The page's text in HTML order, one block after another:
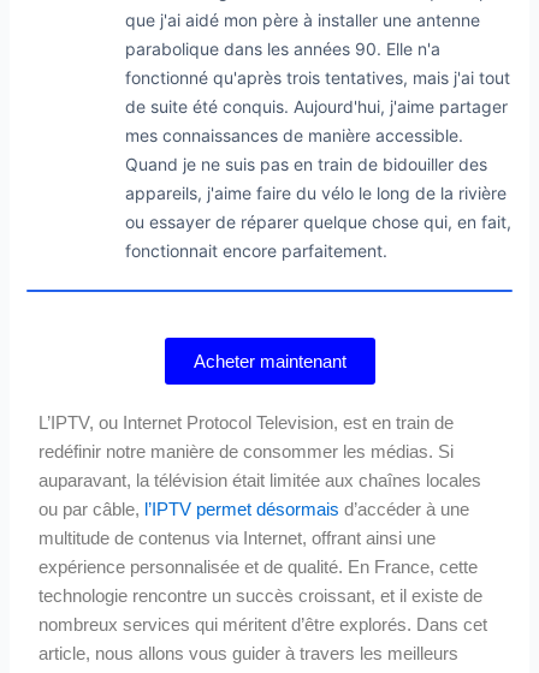
que j'ai aidé mon père à installer une antenne
parabolique dans les années 90. Elle n'a
fonctionné qu'après trois tentatives, mais j'ai tout
de suite été conquis. Aujourd'hui, j'aime partager
mes connaissances de manière accessible.
Quand je ne suis pas en train de bidouiller des
appareils, j'aime faire du vélo le long de la rivière
ou essayer de réparer quelque chose qui, en fait,
fonctionnait encore parfaitement.
Acheter maintenant
L’IPTV, ou Internet Protocol Television, est en train de
redéfinir notre manière de consommer les médias. Si
auparavant, la télévision était limitée aux chaînes locales
ou par câble, l’IPTV permet désormais d’accéder à une
multitude de contenus via Internet, offrant ainsi une
expérience personnalisée et de qualité. En France, cette
technologie rencontre un succès croissant, et il existe de
nombreux services qui méritent d’être explorés. Dans cet
article, nous allons vous guider à travers les meilleurs